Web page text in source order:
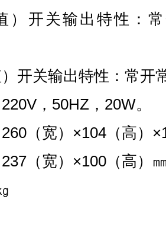
）开关输出特性：
开关输出特性：常开
，50HZ，20W。
（宽）×104（高）
（宽）×100（高）